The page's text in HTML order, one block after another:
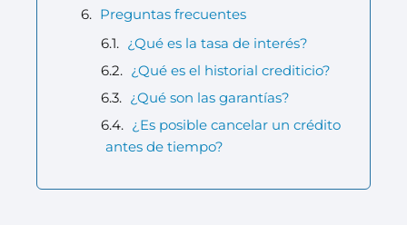
Preguntas frecuentes
¿Qué es la tasa de interés?
¿Qué es el historial crediticio?
¿Qué son las garantías?
¿Es posible cancelar un crédito
antes de tiempo?